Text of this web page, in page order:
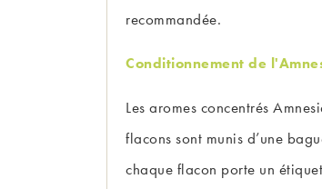
recommandée.
Conditionnement de
Les aromes concentrés
flacons sont munis d’une
chaque flacon porte un